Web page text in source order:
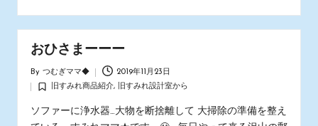
おひさまーーー
by
By つむぎママ◆ 2019年11月23日
Posted
in
旧すみれ商品紹介, 旧すみれ設計室から
ソファーに浄水器…大物を断捨離して 大掃除の準備を整え